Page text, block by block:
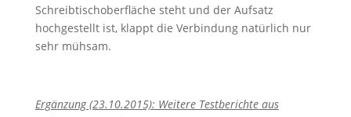
Schreibtischoberfläche steht und der Aufsatz
hochgestellt ist, klappt die Verbindung natürlich nur
sehr mühsam.
Ergänzung (23.10.2015): Weitere Testberichte aus